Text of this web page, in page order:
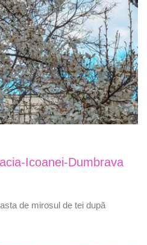
Icoanei-Dumbrava
de mirosul de tei după